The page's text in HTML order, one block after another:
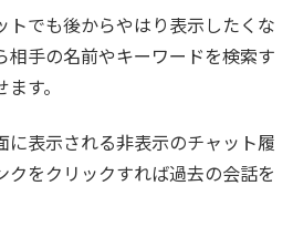
トでも後からやはり表示したくな
相手の名前やキーワードを検索す
す。
に表示される非表示のチャット履
をクリックすれば過去の会話を